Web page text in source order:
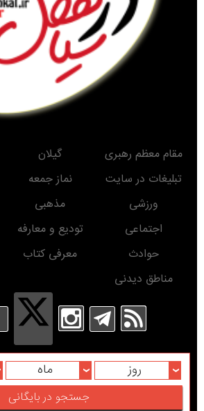
مقام معظم رهبری گیلان
تبلیغات در سایت
نماز جمعه
ورزشی
مذهبی
اجتماعی
تودیع و معارفه
حوادث
معرفی کتاب
مناطق دیدنی
روز ماه